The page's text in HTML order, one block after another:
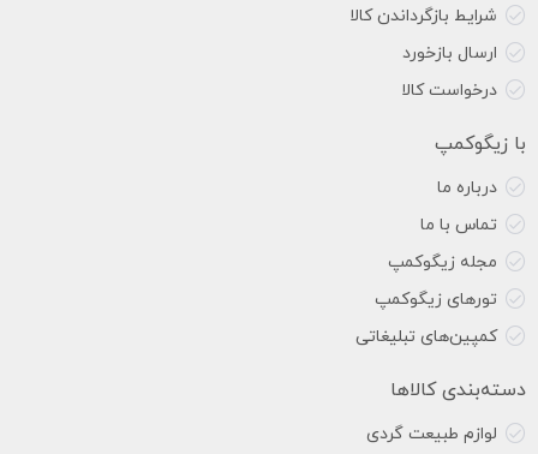
شرایط بازگرداندن کالا
ارسال بازخورد
درخواست کالا
با زیگوکمپ
درباره ما
تماس با ما
مجله زیگوکمپ
تورهای زیگوکمپ
کمپین‌های تبلیغاتی
دسته‌بندی کالاها
لوازم طبیعت گردی